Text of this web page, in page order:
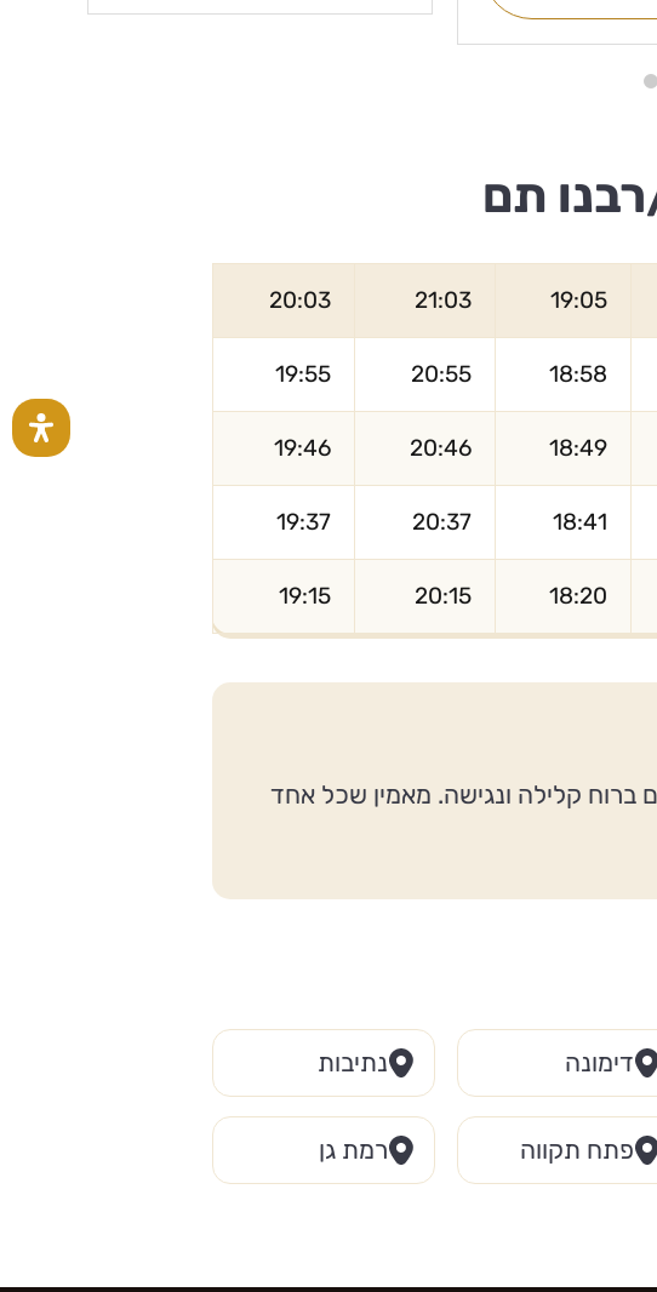
תם
19:05
21:03
20:03
18:58
20:55
19:55
18:49
20:46
19:46
18:41
20:37
19:37
18:20
20:15
19:15
ברוח קלילה ונגישה. מאמין שכל אחד
דימונה נתיבות
פתח תקווה רמת גן